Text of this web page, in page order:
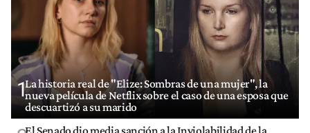
1La historia real de "Elize: Sombras de una mujer", la
nueva película de Netflix sobre el caso de una esposa que
descuartizó a su marido
El Senado dio media sanción a la Inviolabilidad de la